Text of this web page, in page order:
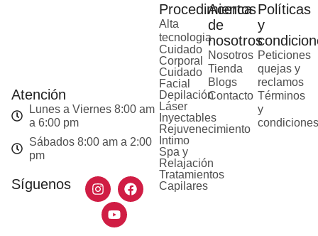
Atención
Lunes a Viernes 8:00 am
a 6:00 pm
Sábados 8:00 am a 2:00
pm
Síguenos
Procedimientos
Alta
tecnologia
Cuidado
Corporal
Cuidado
Facial
Depilación
Láser
Inyectables
Rejuvenecimiento
Intimo
Spa y
Relajación
Tratamientos
Capilares
Acerca
de
nosotros
Nosotros
Tienda
Blogs
Contacto
Políticas
y
Peticiones
quejas y
reclamos
Términos
y
condiciones